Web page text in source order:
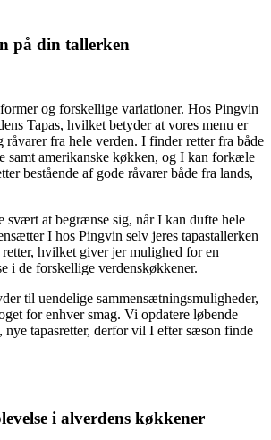
på din tallerken
og forskellige variationer. Hos Pingvin
Tapas, hvilket betyder at vores menu er
råvarer fra hele verden. I finder retter fra både
samt amerikanske køkken, og I kan forkæle
bestående af gode råvarer både fra lands,
svært at begrænse sig, når I kan dufte hele
I hos Pingvin selv jeres tapastallerken
hvilket giver jer mulighed for en
i de forskellige verdenskøkkener.
til uendelige sammensætningsmuligheder,
for enhver smag. Vi opdatere løbende
nye tapasretter, derfor vil I efter sæson finde
i alverdens køkkener